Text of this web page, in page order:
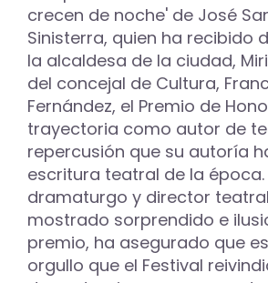
crecen de noche' de José
Sinisterra, quien ha recibido
la alcaldesa de la ciudad,
del concejal de Cultura,
Fernández, el Premio de
trayectoria como autor de
repercusión que su autoría
escritura teatral de la época.
dramaturgo y director
mostrado sorprendido e
premio, ha asegurado que
orgullo que el Festival